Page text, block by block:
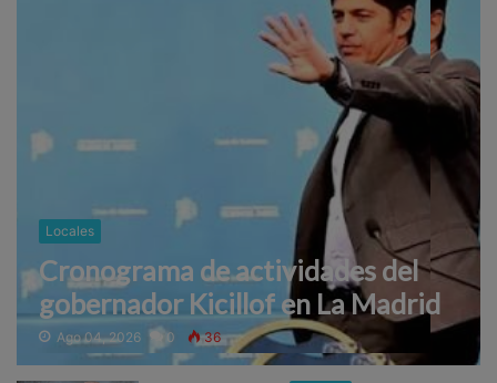
Locales
Cronograma de actividades del
gobernador Kicillof en La Madrid
Ago 04, 2026 0 36